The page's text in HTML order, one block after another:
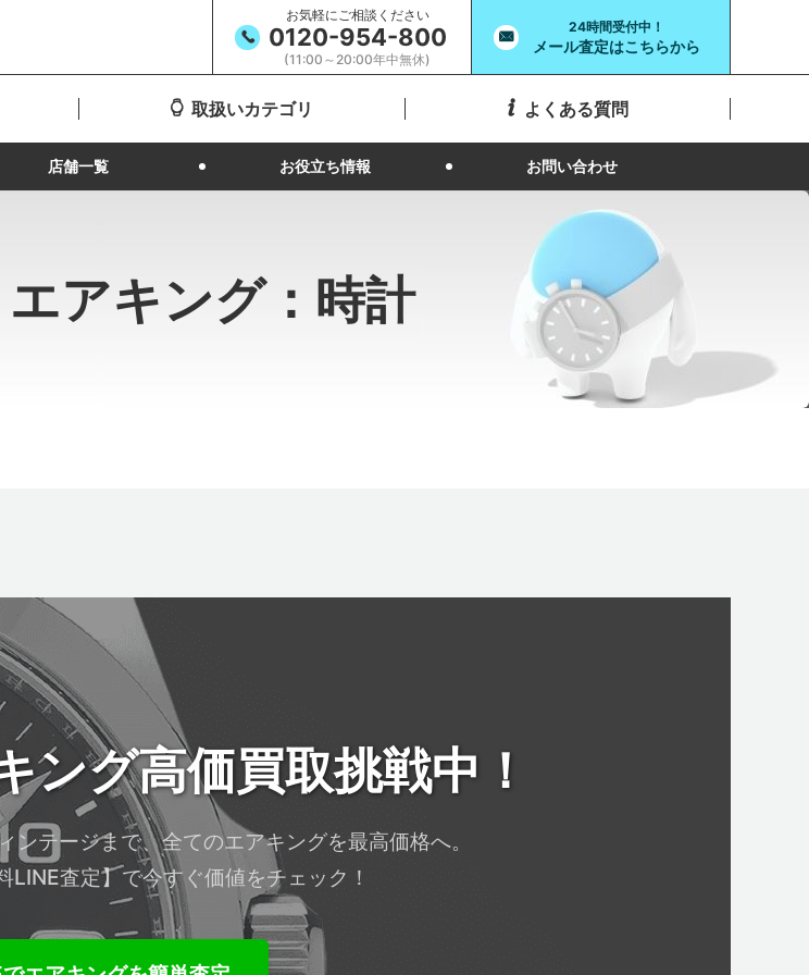
お気軽にご相談ください
0120-954-800
(11:00～20:00年中無休)
24時間受付中！
メール査定はこちらから
取扱いカテゴリ よくある質問
店舗一覧 お役立ち情報 お問い合わせ
アキング：時計
ング高価買取挑戦中！
テージまで、全てのエアキングを最高価格へ。
LINE査定】で今すぐ価値をチェック！